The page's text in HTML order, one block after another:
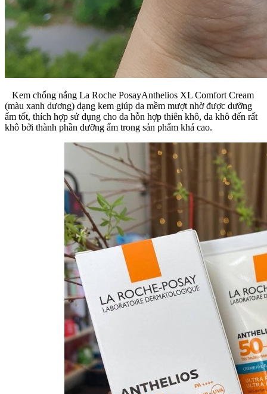
Kem chống nắng La Roche PosayAnthelios XL Comfort Cream
(màu xanh dương) dạng kem giúp da mềm mượt nhờ được dưỡng
ẩm tốt, thích hợp sử dụng cho da hỗn hợp thiên khô, da khô đến rất
khô bởi thành phần dưỡng ẩm trong sản phẩm khá cao.